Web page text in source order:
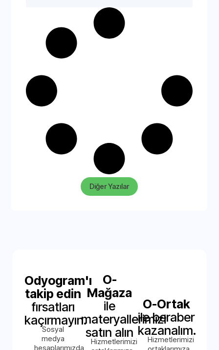
Diğer Yazılar
Odyogram'ı
takip edin
fırsatları
kaçırmayın.
Sosyal
medya
hesaplarımızda
O-
Mağaza
ile
materyallerimizi
satın alın
Hizmetlerimizi
O-Ortak
ile beraber
kazanalım.
Hizmetlerimizi